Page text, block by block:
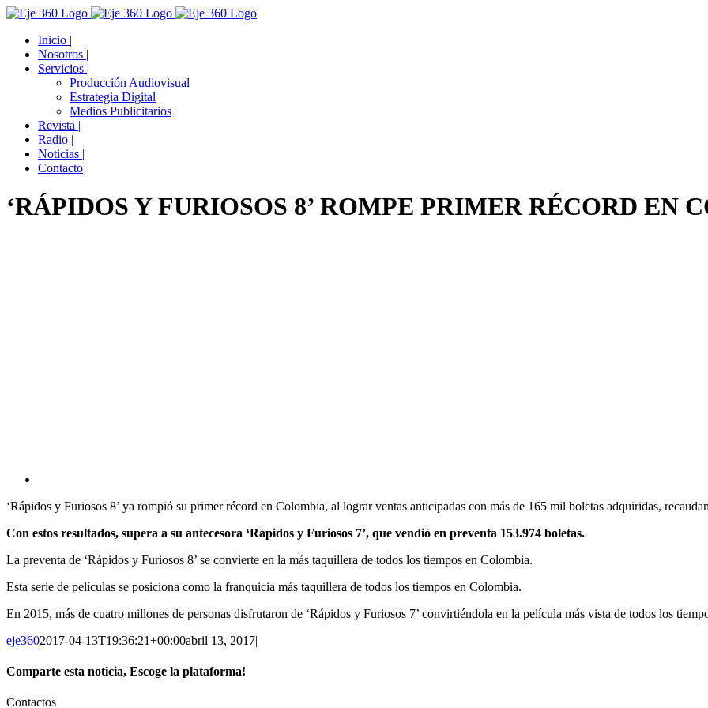
Skip
content
Facebook
Twitter
YouTube
Instagram
Inicio |
Nosotros |
Servicios |
Producción Audiovisual
Estrategia Digital
Medios Publicitarios
Revista |
Radio |
Noticias |
Contacto
‘RÁPIDOS Y FURIOSOS 8’ ROMPE PRIMER RÉCORD EN
Image
‘Rápidos y Furiosos 8’ ya rompió su primer récord en Colombia, al lograr ventas anticipadas con más de 165 mil boletas adquiridas,
Con estos resultados, supera a su antecesora ‘Rápidos y Furiosos 7’, que vendió en preventa 153.974 boletas.
La preventa de ‘Rápidos y Furiosos 8’ se convierte en la más taquillera de todos los tiempos en Colombia.
Esta serie de películas se posiciona como la franquicia más taquillera de todos los tiempos en Colombia.
En 2015, más de cuatro millones de personas disfrutaron de ‘Rápidos y Furiosos 7’ convirtiéndola en la película más vista de todos los
eje3602017-04-13T19:36:21+00:00abril 13, 2017|
Comparte esta noticia, Escoge la plataforma!
Facebook
Twitter
WhatsApp
Contactos